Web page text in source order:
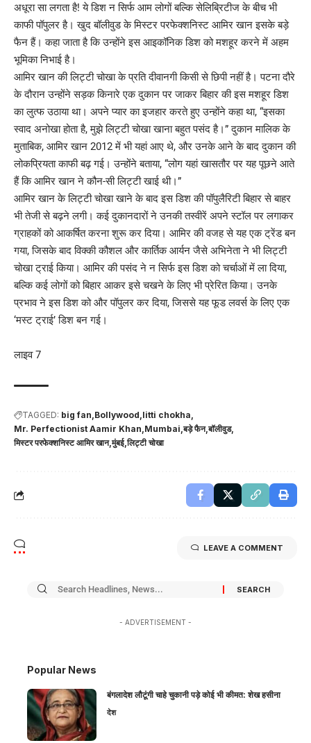
अधूरा सा लगता है! ये डिश न सिर्फ आम लोगों बल्कि सेलिब्रिटीज के बीच भी
काफी पॉपुलर है। खुद बॉलीवुड के मिस्टर परफेक्शनिस्ट आमिर खान इसके बड़े
फैन हैं। कहा जाता है कि उन्होंने इस आइकॉनिक डिश को मशहूर करने में अहम
भूमिका निभाई है।
आमिर खान की लिट्टी चोखा के प्रति दीवानगी किसी से छिपी नहीं है। पटना दौरे
के दौरान उन्होंने सड़क किनारे एक दुकान पर जाकर बिहार की इस मशहूर डिश
का लुत्फ उठाया था। अपने प्यार का इजहार करते हुए उन्होंने कहा था, “इसका
स्वाद अनोखा होता है, मुझे लिट्टी चोखा खाना बहुत पसंद है।” दुकान मालिक के
मुताबिक, आमिर खान 2012 में भी यहां आए थे, और उनके आने के बाद दुकान की
लोकप्रियता काफी बढ़ गई। उन्होंने बताया, “लोग यहां खासतौर पर यह पूछने आते
हैं कि आमिर खान ने कौन-सी लिट्टी खाई थी।”
आमिर खान के लिट्टी चोखा खाने के बाद इस डिश की पॉपुलैरिटी बिहार से बाहर
भी तेजी से बढ़ने लगी। कई दुकानदारों ने उनकी तस्वीरें अपने स्टॉल पर लगाकर
ग्राहकों को आकर्षित करना शुरू कर दिया। आमिर की वजह से यह एक ट्रेंड बन
गया, जिसके बाद विक्की कौशल और कार्तिक आर्यन जैसे अभिनेता ने भी लिट्टी
चोखा ट्राई किया। आमिर की पसंद ने न सिर्फ इस डिश को चर्चाओं में ला दिया,
बल्कि कई लोगों को बिहार आकर इसे चखने के लिए भी प्रेरित किया। उनके
प्रभाव ने इस डिश को और पॉपुलर कर दिया, जिससे यह फूड लवर्स के लिए एक
‘मस्ट ट्राई’ डिश बन गई।
लाइव 7
TAGGED: big fan Bollywood litti chokha
Mr. Perfectionist Aamir Khan Mumbai बड़े फैन बॉलीवुड
मिस्टर परफेक्शनिस्ट आमिर खान मुंबई लिट्टी चोखा
LEAVE A COMMENT
- ADVERTISEMENT -
Popular News
बंगलादेश लौटूंगी चाहे चुकानी पड़े कोई भी कीमत: शेख हसीना
देश